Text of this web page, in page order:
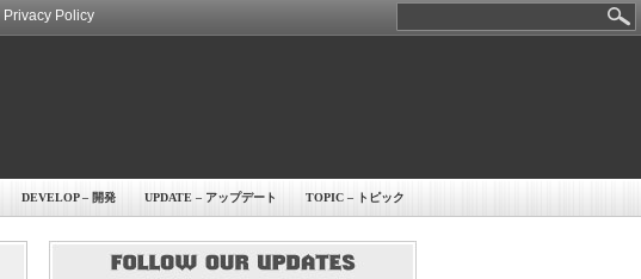
Privacy Policy
DEVELOP – 開発 UPDATE – アップデート TOPIC – トピック